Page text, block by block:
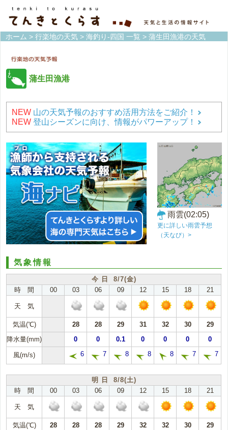
ホーム > 行楽地の天気 > 海釣り-四国 一覧 > 蒲生田漁港の天気
蒲生田漁港
NEW 山の天気予報のおすすめ活用方法をご紹介！
NEW 登山シーズンに向け、情報がパワーアップ！
雨雲(02:05)
更に詳しい雨雲予想
（天なび）>
気象情報
今 日 8/7(金)
時 間
00 03 06 09 12 15 18 21
天 気
気温(℃) 28 28 29 31 32 30
29
降水量(mm)
0 0 0.1 0 0 0 0
風(m/s) 6 7 8 8 8 7 7
明 日 8/8(土)
時 間
00 03 06 09 12 15 18 21
天 気
気温(℃) 28 28 28 29 32 32 30
29